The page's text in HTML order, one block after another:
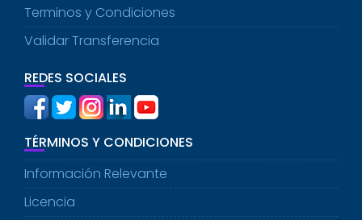
Terminos y Condiciones
Validar Transferencia
REDES SOCIALES
TÉRMINOS Y CONDICIONES
Información Relevante
Licencia